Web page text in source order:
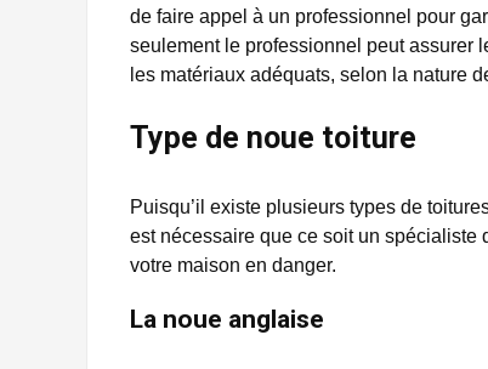
de faire appel à un professionnel pour
seulement le professionnel peut assurer
les matériaux adéquats, selon la nature
Type de noue toiture
Puisqu’il existe plusieurs types de
est nécessaire que ce soit un spécialiste
votre maison en danger.
La noue anglaise